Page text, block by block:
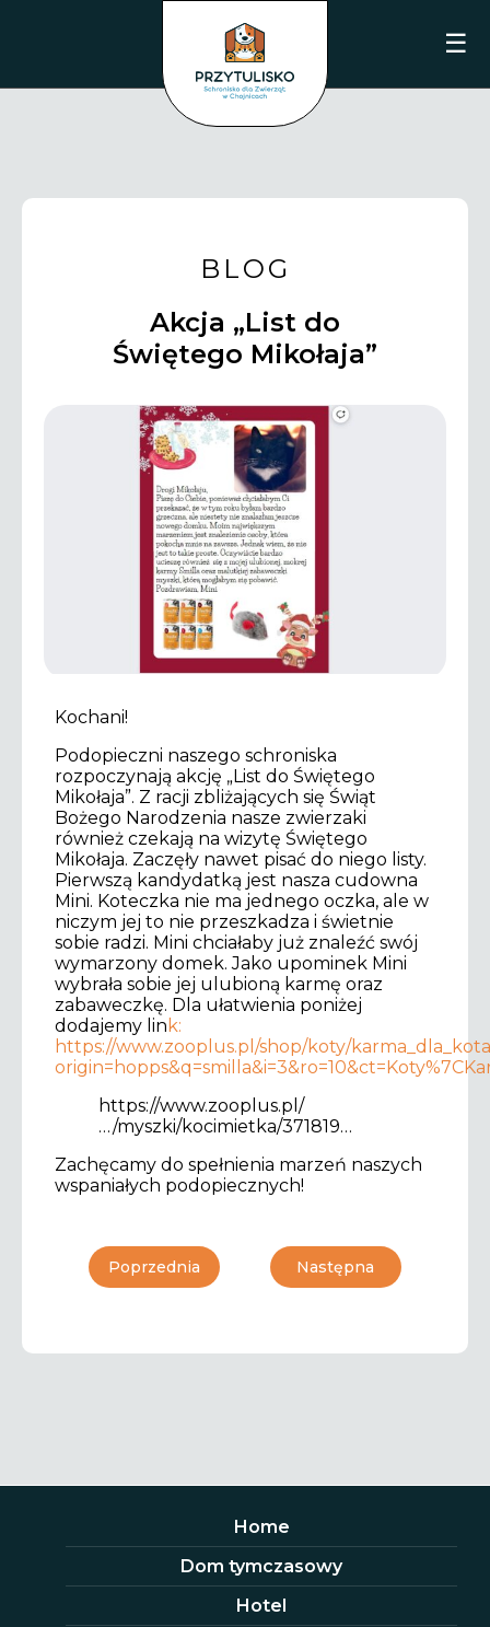
☰
BLOG
Akcja „List do
Świętego Mikołaja”
Kochani!
Podopieczni naszego schroniska
rozpoczynają akcję „List do Świętego
Mikołaja”. Z racji zbliżających się Świąt
Bożego Narodzenia nasze zwierzaki
również czekają na wizytę Świętego
Mikołaja. Zaczęły nawet pisać do niego listy.
Pierwszą kandydatką jest nasza cudowna
Mini. Koteczka nie ma jednego oczka, ale w
niczym jej to nie przeszkadza i świetnie
sobie radzi. Mini chciałaby już znaleźć swój
wymarzony domek. Jako upominek Mini
wybrała sobie jej ulubioną karmę oraz
zabaweczkę. Dla ułatwienia poniżej
dodajemy lin k:
https://www.zooplus.pl/shop/koty/
https://www.zooplus.pl/
…/myszki/kocimietka/371819…
Zachęcamy do spełnienia marzeń naszych
wspaniałych podopiecznych!
Poprzednia Następna
Home
Dom tymczasowy
Hotel